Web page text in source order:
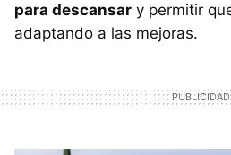
para descansar y permitir
adaptando a las mejoras.